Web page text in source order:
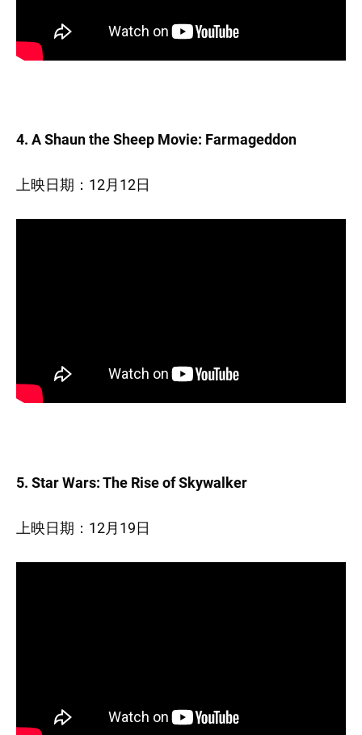
4. A Shaun the Sheep Movie: Farmageddon
上映日期：12月12日
5. Star Wars: The Rise of Skywalker
上映日期：12月19日